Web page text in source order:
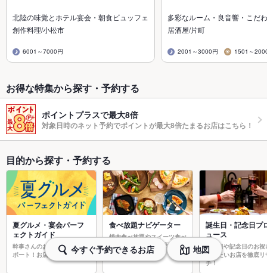
北陸の味覚とホテル宴会・朝食ビュッフェ
創作料理/小松市
6001～7000円
多彩なルーム・良音響・こだ
居酒屋/片町
2001～3000円 1501～
お得な特集から探す・予約する
ポイントプラスで最大8倍
対象日時のネット予約でポイントが最大8倍たまるお店はこちら！
目的から探す・予約する
夏グルメ・宴会パーフ
ェクトガイド
幹事さんのお店探しを強力サ
ポート！お店探しの決定版！
食べ放題ナビゲーター
焼肉食べ放題やスイーツ食べ
放題など食べ放題お店探しの
決定版！
誕生日・記念日プ
ュース
誕生日や記念日のお祝
用したいお店を徹底リ
チ！
今すぐ予約できるお店 地図